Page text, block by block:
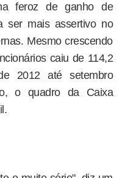
feroz de ganho de
ser mais assertivo no
Mesmo crescendo
caiu de 114,2
2012 até setembro
o quadro da Caixa